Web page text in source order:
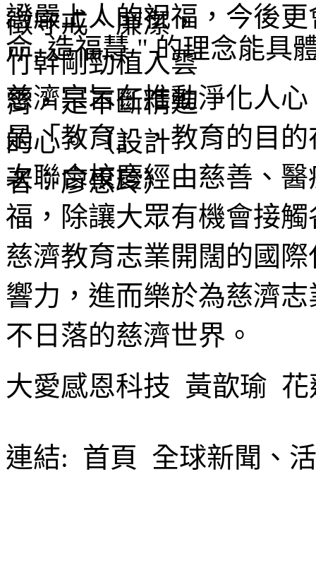
證嚴上人的祝福，今後
命, 造福慧 " 的理念能具
慈濟宗旨在推動淨化人
是「教育」，教育的目
次聯合校慶經由慈善、
福，除讓大眾有機會接
慈濟教育志業開闊的國
響力，進而樂於為慈濟
不日落的慈濟世界。
大愛感恩科技 黃歆瑜 花
連結: 首頁 全球新聞、